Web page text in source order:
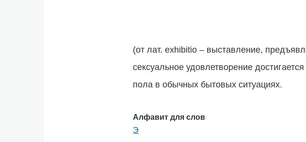
(от лат. exhibitio – выставление,
сексуальное удовлетворение
пола в обычных бытовых ситуациях.
Алфавит для слов
Э